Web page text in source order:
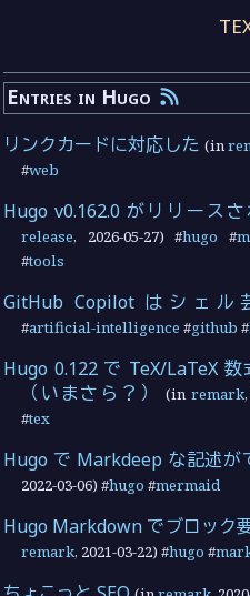
Entries in Hugo
リンクカードに対応した (in
#web
Hugo v0.162.0 がリリース
release, 2026-05-27) #hugo #
#tools
GitHub Copilot はシェル
#artificial-intelligence #github #
Hugo 0.122 で TeX/LaTeX
（いまさら？）
(in remark,
#tex
Hugo で Markdeep な記述が
2022-03-06) #hugo #mermaid
Hugo Markdown でブロック
remark, 2021-03-22) #hugo #